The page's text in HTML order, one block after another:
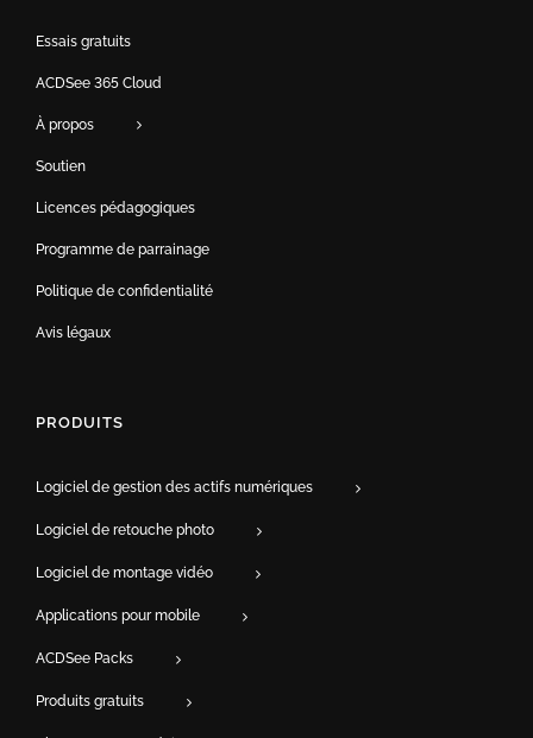
Essais gratuits
ACDSee 365 Cloud
À propos
Soutien
Licences pédagogiques
Programme de parrainage
Politique de confidentialité
Avis légaux
PRODUITS
Logiciel de gestion des actifs numériques
Logiciel de retouche photo
Logiciel de montage vidéo
Applications pour mobile
ACDSee Packs
Produits gratuits